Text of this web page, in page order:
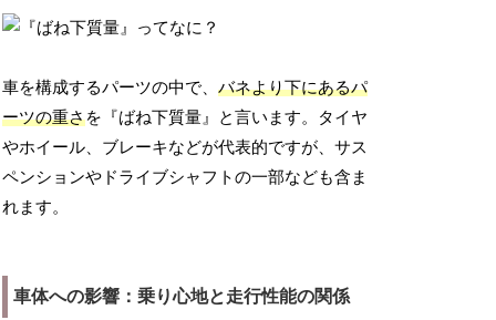
車を構成するパーツの中で、バネより下にあるパ
ーツの重さを『ばね下質量』と言います。タイヤ
やホイール、ブレーキなどが代表的ですが、サス
ペンションやドライブシャフトの一部なども含ま
れます。
車体への影響：乗り心地と走行性能の関係